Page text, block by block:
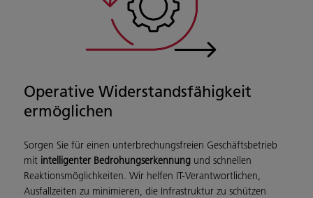
Operative Widerstandsfähigkeit
ermöglichen
Sorgen Sie für einen unterbrechungsfreien Geschäftsbetrieb
mit intelligenter Bedrohungserkennung und schnellen
Reaktionsmöglichkeiten. Wir helfen IT-Verantwortlichen,
Ausfallzeiten zu minimieren, die Infrastruktur zu schützen